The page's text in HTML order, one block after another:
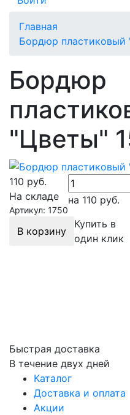
Главная
Бордюр
Бордюр
"Цветы"
110 руб.
На складе
Артикул: 1750
на 110 руб.
В корзину
Купить в
один клик
Быстрая доставка
В течение двух дней
Каталог
Доставка и оплата
Акции